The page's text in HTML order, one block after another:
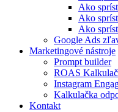
Ako
Ako
Ako
Google Ads
Marketingové nástroje
Prompt builder
ROAS
Instagram
Kalkulačka
Kontakt